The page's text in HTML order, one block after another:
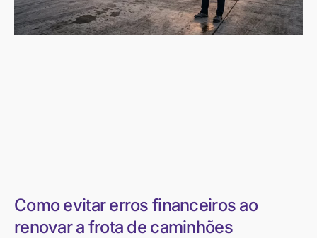
Como evitar erros financeiros ao
renovar a frota de caminhões